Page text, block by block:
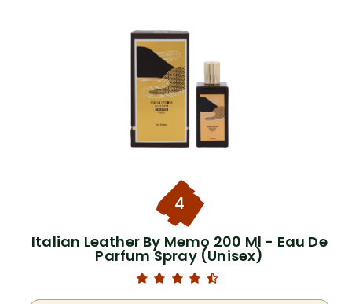
4
Italian Leather By Memo 200 Ml - Eau De
Parfum Spray (Unisex)